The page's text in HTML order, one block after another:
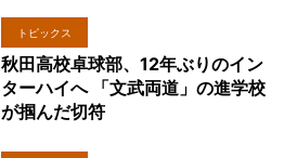
トピックス
秋田高校卓球部、12年ぶりのイン
ターハイへ 「文武両道」の進学校
が掴んだ切符